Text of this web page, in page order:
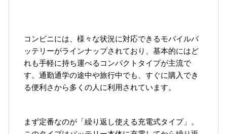
コンビニには、様々な状況に対応できるモバイルバ
ッテリーがラインナップされており、基本的にはど
れも手軽に持ち運べるコンパクトタイプが主流で
す。通勤通学の途中や旅行中でも、すぐに購入でき
る便利さから多くの人に利用されています。
まず定番なのが「繰り返し使える充電式タイプ」。